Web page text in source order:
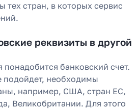
тех стран, в которых сервис
реквизиты в другой
банковский счет.
подойдет, необходимы
например, США, стран ЕС,
Великобритании. Для этого